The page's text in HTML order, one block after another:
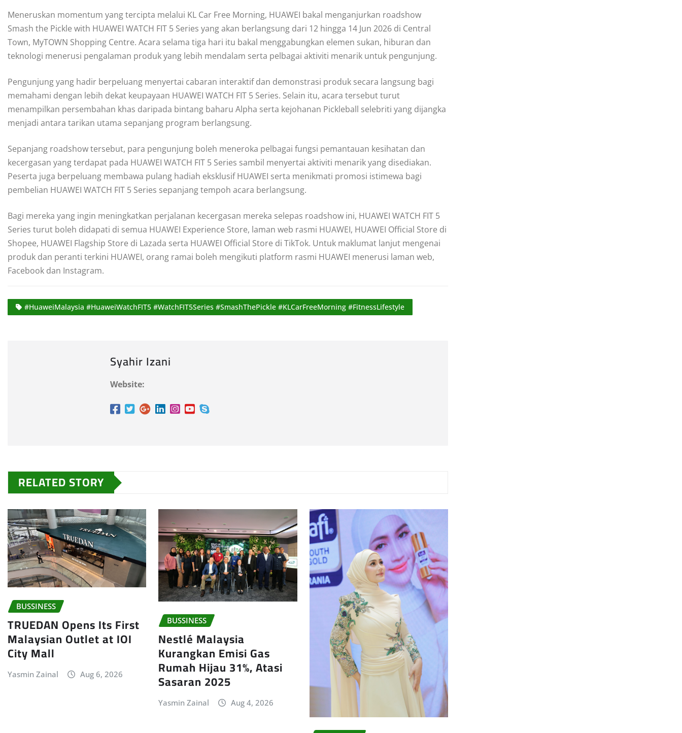
Meneruskan momentum yang tercipta melalui KL Car Free Morning, HUAWEI bakal menganjurkan roadshow
Smash the Pickle with HUAWEI WATCH FIT 5 Series yang akan berlangsung dari 12 hingga 14 Jun 2026 di Central
Town, MyTOWN Shopping Centre. Acara selama tiga hari itu bakal menggabungkan elemen sukan, hiburan dan
teknologi menerusi pengalaman produk yang lebih mendalam serta pelbagai aktiviti menarik untuk pengunjung.
Pengunjung yang hadir berpeluang menyertai cabaran interaktif dan demonstrasi produk secara langsung bagi
memahami dengan lebih dekat keupayaan HUAWEI WATCH FIT 5 Series. Selain itu, acara tersebut turut
menampilkan persembahan khas daripada bintang baharu Alpha serta kejohanan Pickleball selebriti yang dijangka
menjadi antara tarikan utama sepanjang program berlangsung.
Sepanjang roadshow tersebut, para pengunjung boleh meneroka pelbagai fungsi pemantauan kesihatan dan
kecergasan yang terdapat pada HUAWEI WATCH FIT 5 Series sambil menyertai aktiviti menarik yang disediakan.
Peserta juga berpeluang membawa pulang hadiah eksklusif HUAWEI serta menikmati promosi istimewa bagi
pembelian HUAWEI WATCH FIT 5 Series sepanjang tempoh acara berlangsung.
Bagi mereka yang ingin meningkatkan perjalanan kecergasan mereka selepas roadshow ini, HUAWEI WATCH FIT 5
Series turut boleh didapati di semua HUAWEI Experience Store, laman web rasmi HUAWEI, HUAWEI Official Store di
Shopee, HUAWEI Flagship Store di Lazada serta HUAWEI Official Store di TikTok. Untuk maklumat lanjut mengenai
produk dan peranti terkini HUAWEI, orang ramai boleh mengikuti platform rasmi HUAWEI menerusi laman web,
Facebook dan Instagram.
#HuaweiMalaysia #HuaweiWatchFIT5 #WatchFIT5Series #SmashThePickle #KLCarFreeMorning #FitnessLifestyle
Syahir Izani
Website:
RELATED STORY
BUSSINESS
TRUEDAN Opens Its First
Malaysian Outlet at IOI
City Mall
Yasmin Zainal Aug 6, 2026
BUSSINESS
Nestlé Malaysia
Kurangkan Emisi Gas
Rumah Hijau 31%, Atasi
Sasaran 2025
Yasmin Zainal Aug 4, 2026